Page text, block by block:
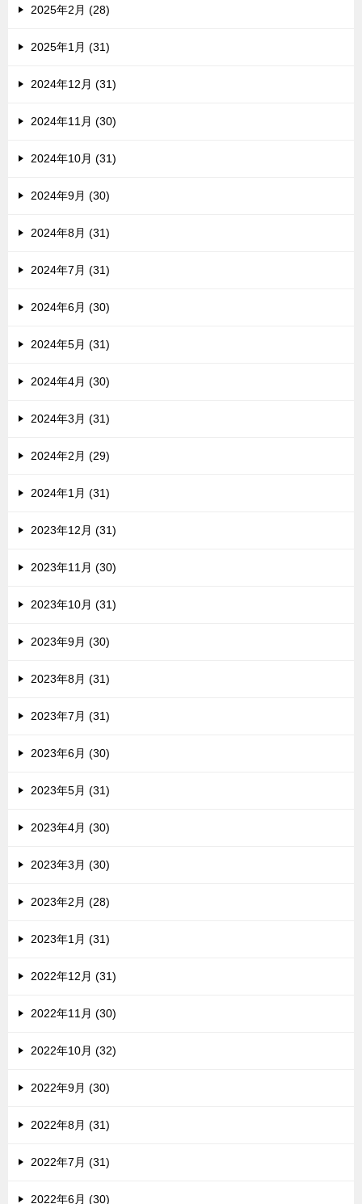
2025年2月 (28)
2025年1月 (31)
2024年12月 (31)
2024年11月 (30)
2024年10月 (31)
2024年9月 (30)
2024年8月 (31)
2024年7月 (31)
2024年6月 (30)
2024年5月 (31)
2024年4月 (30)
2024年3月 (31)
2024年2月 (29)
2024年1月 (31)
2023年12月 (31)
2023年11月 (30)
2023年10月 (31)
2023年9月 (30)
2023年8月 (31)
2023年7月 (31)
2023年6月 (30)
2023年5月 (31)
2023年4月 (30)
2023年3月 (30)
2023年2月 (28)
2023年1月 (31)
2022年12月 (31)
2022年11月 (30)
2022年10月 (32)
2022年9月 (30)
2022年8月 (31)
2022年7月 (31)
2022年6月 (30)